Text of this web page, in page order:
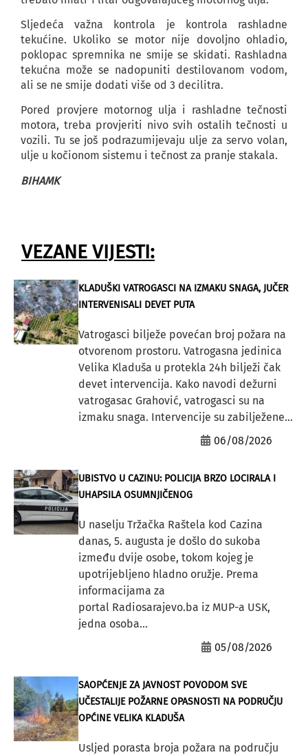
Sljedeća važna kontrola je kontrola rashladne
tekućine. Ukoliko se motor nije dovoljno ohladio,
poklopac spremnika ne smije se skidati. Rashladna
tekućna može se nadopuniti destilovanom vodom,
ali se ne smije dodati više od 3 decilitra.
Pored provjere motornog ulja i rashladne tečnosti
motora, treba provjeriti nivo svih ostalih tečnosti u
vozili. Tu se još podrazumijevaju ulje za servo volan,
ulje u kočionom sistemu i tečnost za pranje stakala.
BIHAMK
VEZANE VIJESTI:
KLADUŠKI VATROGASCI NA IZMAKU SNAGA, JUČER
INTERVENISALI DEVET PUTA
Vatrogasci bilježe povećan broj požara na
otvorenom prostoru. Vatrogasna jedinica
Velika Kladuša u protekla 24h bilježi čak
devet intervencija. Kako navodi dežurni
vatrogasac Grahović, vatrogasci su na
izmaku snaga. Intervencije su zabilježene...
06/08/2026
UBISTVO U CAZINU: POLICIJA BRZO LOCIRALA I
UHAPSILA OSUMNJIČENOG
U naselju Tržačka Raštela kod Cazina
danas, 5. augusta je došlo do sukoba
između dvije osobe, tokom kojeg je
upotrijebljeno hladno oružje. Prema
informacijama za
portal Radiosarajevo.ba iz MUP-a USK,
jedna osoba...
05/08/2026
SAOPĆENJE ZA JAVNOST POVODOM SVE
UČESTALIJE POŽARNE OPASNOSTI NA PODRUČJU
OPĆINE VELIKA KLADUŠA
Usljed porasta broja požara na području